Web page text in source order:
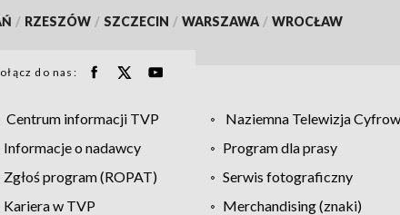
/ RZESZÓW / SZCZECIN / WARSZAWA / WROCŁAW
do nas:
Centrum informacji TVP Naziemna Telewizja
Informacje o nadawcy
Program dla prasy
Zgłoś program (ROPAT)
Serwis fotograficzny
Kariera w TVP
Merchandising (znaki)